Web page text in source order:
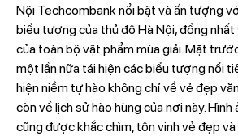
Nội Techcombank nổi bật và ấn tượng
biểu tượng của thủ đô Hà Nội, đồng
của toàn bộ vật phẩm mùa giải. Mặt
một lần nữa tái hiện các biểu tượng nổi
hiện niềm tự hào không chỉ về vẻ đẹp
còn về lịch sử hào hùng của nơi này. Hình
cũng được khắc chìm, tôn vinh vẻ đẹp và